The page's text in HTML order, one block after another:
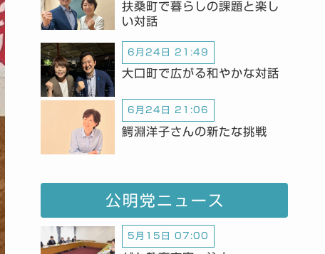
扶桑町で暮らしの課題と楽し
い対話
6月24日 21:49
大口町で広がる和やかな対話
6月24日 21:06
鰐淵洋子さんの新たな挑戦
公明党ニュース
5月15日 07:00